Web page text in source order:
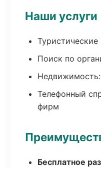
Наши услуги
Поиск по
Телефонный
фирм
Бесплатное